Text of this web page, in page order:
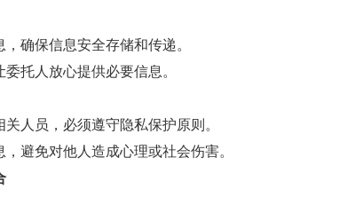
确保信息安全存储和传递。
托人放心提供必要信息。
员，必须遵守隐私保护原则。
免对他人造成心理或社会伤害。